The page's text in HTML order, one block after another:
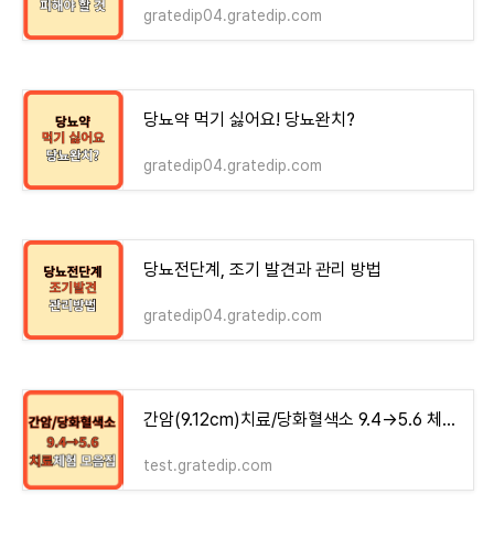
gratedip04.gratedip.com
당뇨약 먹기 싫어요! 당뇨완치?
gratedip04.gratedip.com
당뇨전단계, 조기 발견과 관리 방법
gratedip04.gratedip.com
간암(9.12cm)치료/당화혈색소 9.4→5.6 체험기 모음집 - money-health
test.gratedip.com